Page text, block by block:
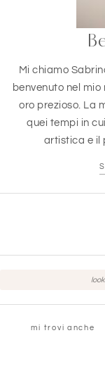
Mi chiamo
benvenuto nel
oro prezioso. La
quei tempi in
artistica e il
mi trovi anche